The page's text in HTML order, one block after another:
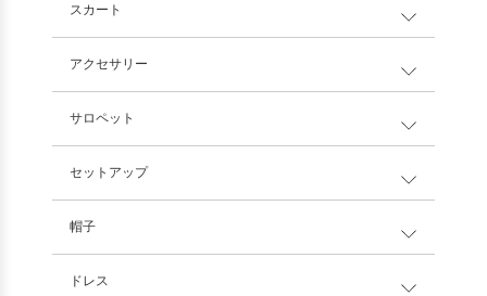
スカート
アクセサリー
サロペット
セットアップ
帽子
ドレス